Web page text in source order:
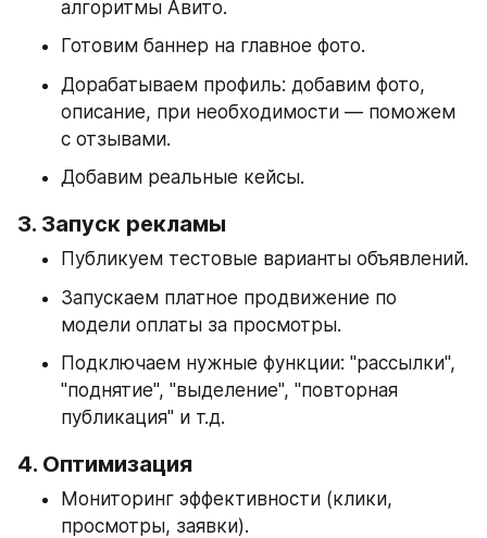
алгоритмы Авито.
Готовим баннер на главное фото.
Дорабатываем профиль: добавим фото,
описание, при необходимости — поможем
с отзывами.
Добавим реальные кейсы.
3. Запуск рекламы
Публикуем тестовые варианты объявлений.
Запускаем платное продвижение по
модели оплаты за просмотры.
Подключаем нужные функции: "рассылки",
"поднятие", "выделение", "повторная
публикация" и т.д.
4. Оптимизация
Мониторинг эффективности (клики,
просмотры, заявки).